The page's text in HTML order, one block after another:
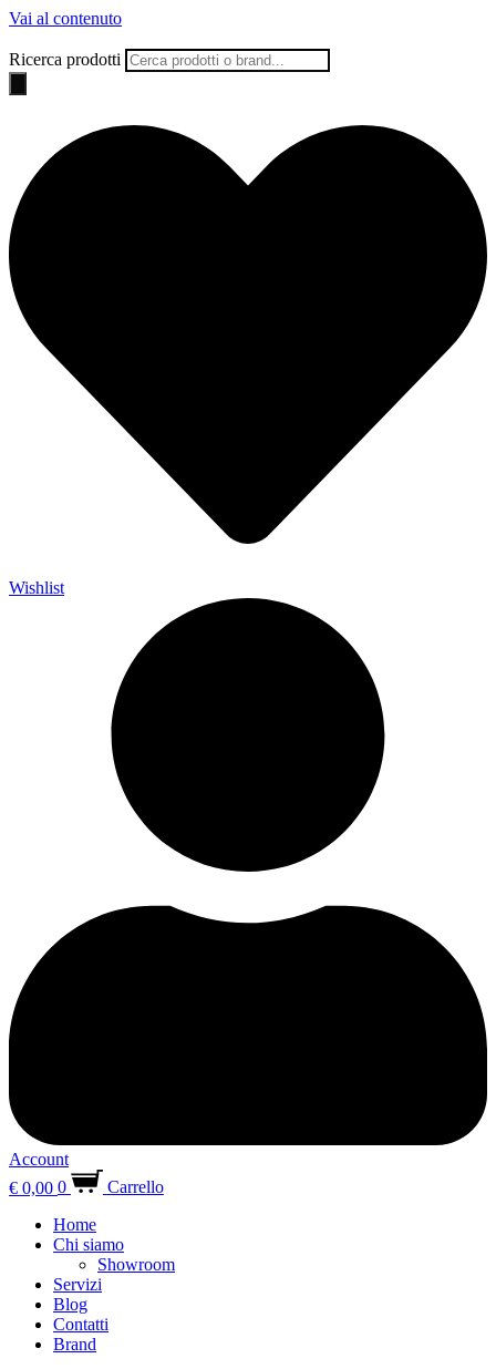
Vai al contenuto
Ricerca prodotti
Wishlist
Account
€ 0,00 0
Carrello
Home
Chi siamo
Showroom
Servizi
Blog
Contatti
Brand